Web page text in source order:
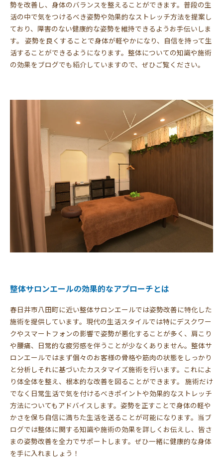
勢を改善し、身体のバランスを整えることができます。普段の生
活の中で気をつけるべき姿勢や効果的なストレッチ方法を提案し
ており、障害のない健康的な姿勢を維持できるようお手伝いしま
す。 姿勢を良くすることで身体が軽やかになり、自信を持って生
活することができるようになります。整体についての知識や施術
の効果をブログでも紹介していますので、ぜひご覧ください。
整体サロンエールの効果的なアプローチとは
春日井市八田町に近い整体サロンエールでは姿勢改善に特化した
施術を提供しています。現代の生活スタイルでは特にデスクワー
クやスマートフォンの影響で姿勢が悪化することが多く、肩こり
や腰痛、日常的な疲労感を伴うことが少なくありません。整体サ
ロンエールではまず個々のお客様の骨格や筋肉の状態をしっかり
と分析しそれに基づいたカスタマイズ施術を行います。これによ
り体全体を整え、根本的な改善を図ることができます。 施術だけ
でなく日常生活で気を付けるべきポイントや効果的なストレッチ
方法についてもアドバイスします。姿勢を正すことで身体の軽や
かさを保ち自信に満ちた生活を送ることが可能になります。当ブ
ログでは整体に関する知識や施術の効果を詳しくお伝えし、皆さ
まの姿勢改善を全力でサポートします。ぜひ一緒に健康的な身体
を手に入れましょう！